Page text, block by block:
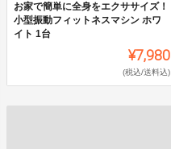
お家で簡単に全身をエクササイズ！
小型振動フィットネスマシン ホワ
イト 1台
¥7,980
(税込/送料込)